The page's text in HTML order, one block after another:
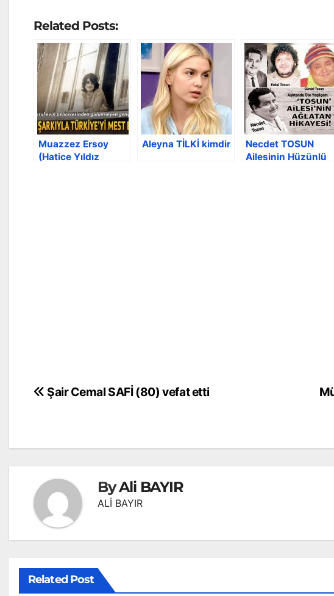
Related Posts:
Muazzez Ersoy
(Hatice Yıldız
Aleyna TİLKİ kimdir
Necdet TOSUN
Ailesinin Hüzünlü
Yazı
Şair Cemal SAFİ (80) vefat etti
ByAli BAYIR
ALİ BAYIR
Related Post